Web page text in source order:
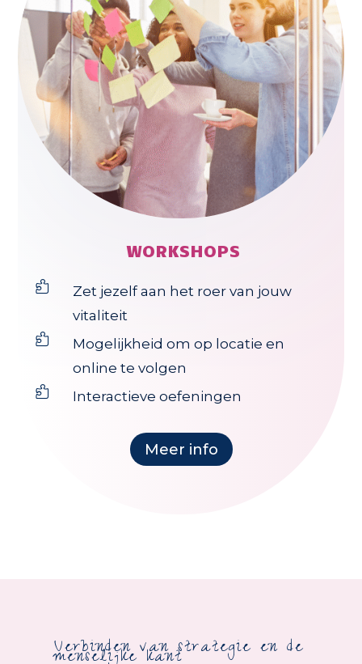
WORKSHOPS

Zet jezelf aan het roer van jouw
vitaliteit

Mogelijkheid om op locatie en
online te volgen
 Interactieve oefeningen
Meer info
Verbinden van strategie en de